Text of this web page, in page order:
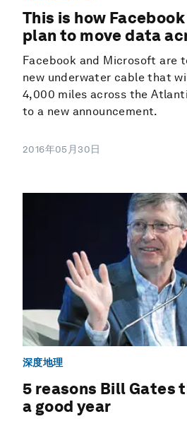
This is how
plan to move data
Facebook and Microsoft are
new underwater cable that
4,000 miles across the
to a new announcement.
2016年05月30日
深度地理
5 reasons Bill Gates
a good year